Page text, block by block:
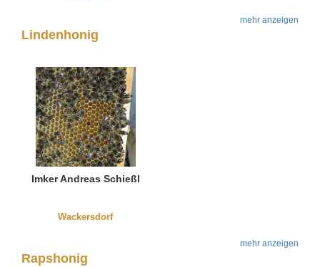
mehr anzeigen
Lindenhonig
Imker Andreas Schießl
Wackersdorf
mehr anzeigen
Rapshonig